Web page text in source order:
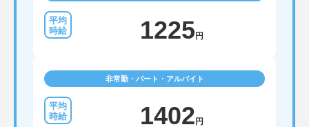
1225円
非常勤・パート・アルバイト
1402円